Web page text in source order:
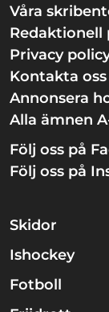
Våra
Redaktionell
Privacy
Kontakta oss
Annonsera
Alla ämnen
Följ oss på
Följ oss på
Skidor
Ishockey
Fotboll